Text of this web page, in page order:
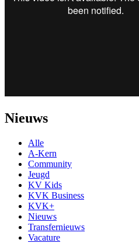
Nieuws
Alle
A-Kern
Community
Jeugd
KV Kids
KVK Business
KVK+
Nieuws
Transfernieuws
Vacature